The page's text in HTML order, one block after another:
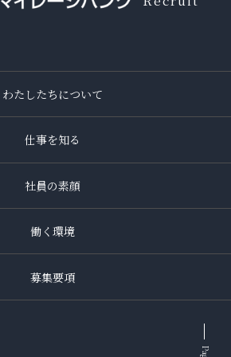
わたしたちについて
仕事を知る
社員の素顔
働く環境
募集要項